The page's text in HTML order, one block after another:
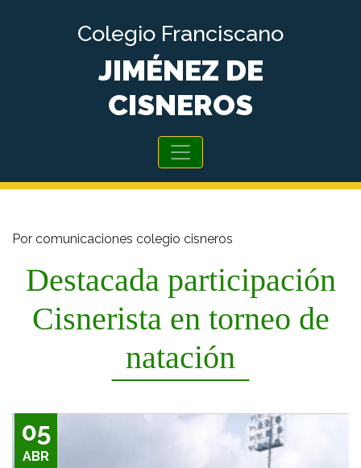
Colegio Franciscano
JIMÉNEZ DE
CISNEROS
Por comunicaciones colegio cisneros
Destacada participación
Cisnerista en torneo de
natación
05
ABR